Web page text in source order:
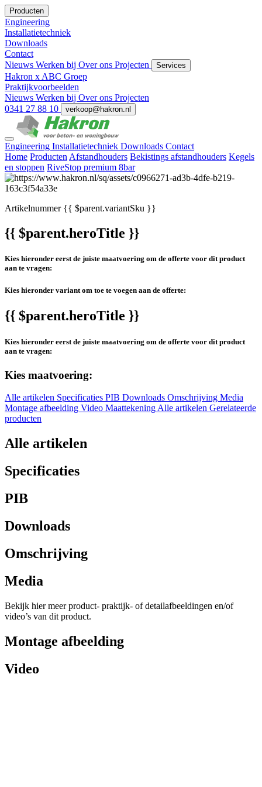
Producten
Engineering
Installatietechniek
Downloads
Contact
Nieuws Werken bij Over ons Projecten Services
Hakron x ABC Groep
Praktijkvoorbeelden
Nieuws Werken bij Over ons Projecten
0341 27 88 10
verkoop@hakron.nl
Engineering Installatietechniek Downloads Contact
Home Producten Afstandhouders Bekistings afstandhouders Kegels
en stoppen RiveStop premium 8bar
Artikelnummer{{ $parent.variantSku }}
{{ $parent.heroTitle }}
Kies hieronder eerst de juiste maatvoering om de offerte voor dit product
aan te vragen:
Kies hieronder variant om toe te voegen aan de offerte:
{{ $parent.heroTitle }}
Kies hieronder eerst de juiste maatvoering om de offerte voor dit product
aan te vragen:
Kies maatvoering:
Alle artikelen Specificaties PIB Downloads Omschrijving Media
Montage afbeelding Video MaattekeningAlle artikelen Gerelateerde
producten
Alle artikelen
Specificaties
PIB
Downloads
Omschrijving
Media
Bekijk hier meer product- praktijk- of detailafbeeldingen en/of
video’s van dit product.
Montage afbeelding
Video